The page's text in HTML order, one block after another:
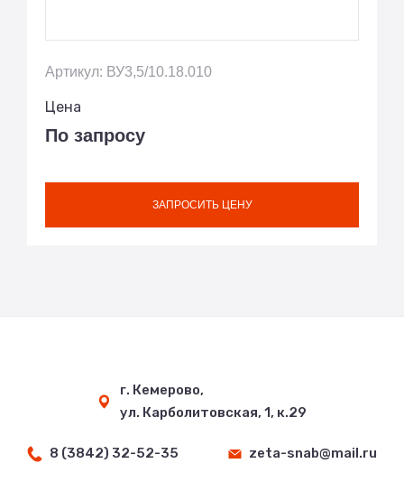
Артикул: ВУ3,5/10.18.010
Цена
По запросу
ЗАПРОСИТЬ ЦЕНУ
г. Кемерово,
ул. Карболитовская, 1, к.29
8 (3842) 32-52-35 zeta-snab@mail.ru